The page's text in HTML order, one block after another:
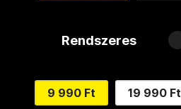
Rendszeres
9 990 Ft 19 990 Ft